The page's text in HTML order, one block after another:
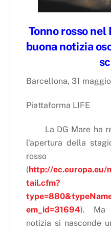
Tonno rosso
buona notizia
Barcellona, 31
Piattaforma LIFE
La DG Mare ha
l'apertura della
rosso
(http://ec.europa.eu/
tail.cfm?
em_id=31694). Ma
notizia si nasconde